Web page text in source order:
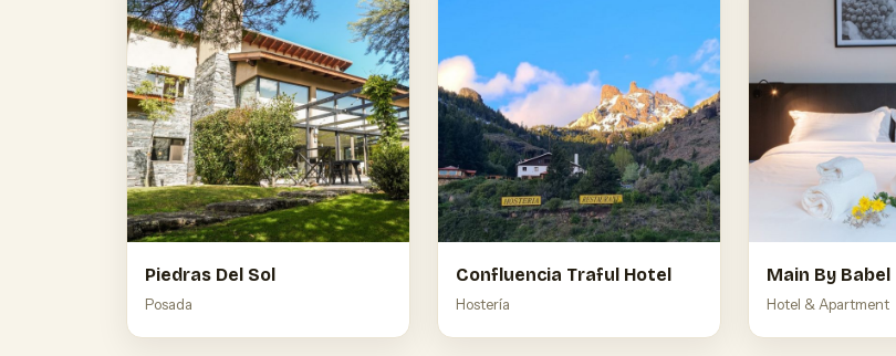
Piedras Del Sol
Posada
Confluencia Traful Hotel
Hostería
Main By Babel
Hotel & Apartment